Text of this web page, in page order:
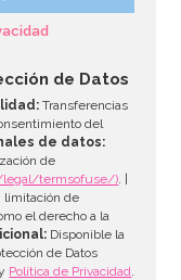
de Datos
Transferencias
del
de datos:
de
termsofuse/). |
limitación de
el derecho a la
Disponible la
de Datos
Política de Privacidad.